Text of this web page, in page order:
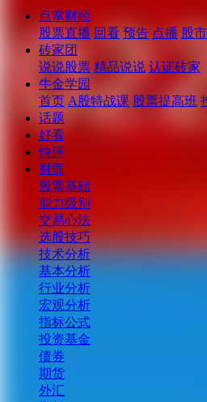
点掌财经
股票直播 回看 预告 点播 股
砖家团
说说股票 精品说说 认证砖家
牛金学园
首页 A股特战课 股票提高班
话题
好看
快评
财商
股票基础
能力级别
交易心法
选股技巧
技术分析
基本分析
行业分析
宏观分析
指标公式
投资基金
债券
期货
外汇